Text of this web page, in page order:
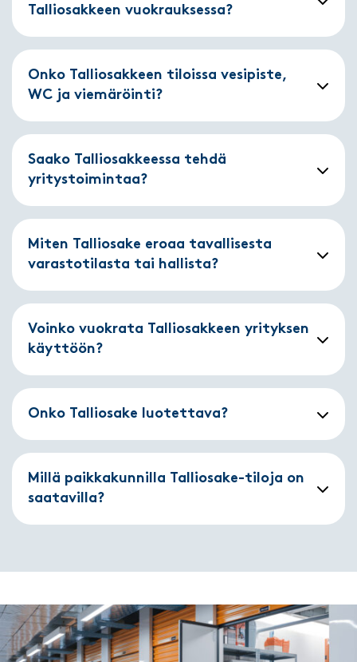
Talliosakkeen vuokrauksessa?
Onko Talliosakkeen tiloissa vesipiste,
WC ja viemäröinti?
Saako Talliosakkeessa tehdä
yritystoimintaa?
Miten Talliosake eroaa tavallisesta
varastotilasta tai hallista?
Voinko vuokrata Talliosakkeen yrityksen
käyttöön?
Onko Talliosake luotettava?
Millä paikkakunnilla Talliosake-tiloja on
saatavilla?